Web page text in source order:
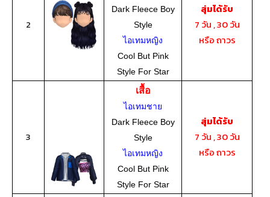
2
Dark Fleece Boy
Style
ไอเทมหญิง
Cool But Pink
Style For Star
สุ่มได้รับ
7 วัน , 30 วัน
หรือ ถาวร
3
เสื้อ
ไอเทมชาย
Dark Fleece Boy
Style
ไอเทมหญิง
Cool But Pink
Style For Star
สุ่มได้รับ
7 วัน , 30 วัน
หรือ ถาวร